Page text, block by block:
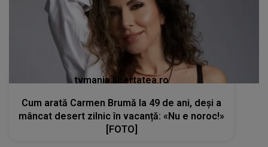
mâncat desert zilnic în vacanță: «Nu e noroc!»
[FOTO]